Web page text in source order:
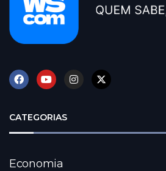
CATEGORIAS
Economia